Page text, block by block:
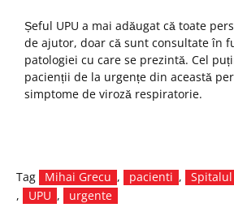
Șeful UPU a mai adăugat că toate
de ajutor, doar că sunt consultate în
patologiei cu care se prezintă. Cel
pacienții de la urgențe din această
simptome de viroză respiratorie.
Tag Mihai Grecu , pacienti ,
Spitalul
,
UPU , urgente